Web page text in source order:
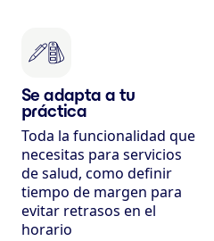
Se adapta a tu
práctica
Toda la funcionalidad que
necesitas para servicios
de salud, como definir
tiempo de margen para
evitar retrasos en el
horario